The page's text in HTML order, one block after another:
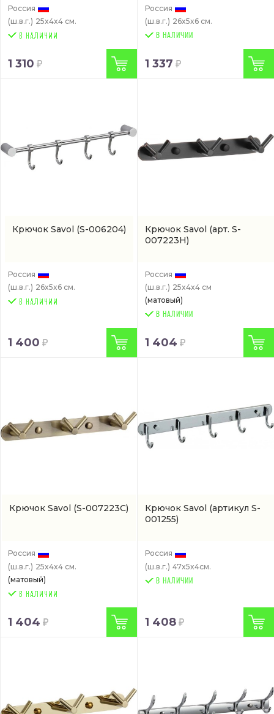
Россия
(ш.в.г.) 25x4x4 см.
1 310
Россия
(ш.в.г.) 26x5x6 см.
В НАЛИЧИИ
1 337
Крючок Savol (S-006204)
Россия
(ш.в.г.) 26x5x6 см.
1 400
Крючок Savol (арт. S-
007223H)
Россия
(ш.в.г.) 25x4x4 см
(матовый)
В НАЛИЧИИ
1 404
Крючок Savol (S-007223C)
Россия
(ш.в.г.) 25x4x4 см.
(матовый)
1 404
Крючок Savol (артикул S-
001255)
Россия
(ш.в.г.) 47x5x4см.
В НАЛИЧИИ
1 408